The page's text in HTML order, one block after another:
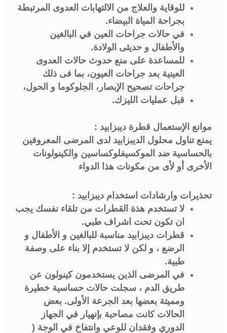
للوقاية والعلاج من الالتهابات العدوى المرتبطة
بجراحة المياة البيضاء.
في حالات جراحات العين في البالغين
والأطفال و حديثى الولادة.
للمساعدة على منع حدوث حالات العدوى
العينية بعد جراحات العيون، بما فى ذلك
جراحات تصحيح الإبصار، الجلوكوما و الحول،
قبل عمليات الليزك.
موانع الإستعمال قطرة ديبزابيد :
يمنع تناول محلول الديبزابيد لدى المرضى المعروفين
بالحساسية ضد الموكسيفلوكساسين والكينولونات
الأخرى أو لأی من مكونات هذا الدواء
تحذيرات وارشادات استخدام ديبزابيد :
لا تستخدم هذة القطرات من تلقاء نفسك يجب
ان تكون تحت اشراف طبي.
قطرات ديبزابيد مناسبة للبالغين و الأطفال و
الرضع ، و لكن لا تستخدم إلا بناء على وصفة
طبية.
في المرضى الذين يستخدمون كينولون عن
طريق الدم ، سجلت حالات حساسية خطيرة
ومميتة بعضها بعد الجرعة الأولى. بعض
الحالات كانت مصاحبة بإنهيار في الجهاز
الدوري وفقدان للوعي وانتفاخ في الوجة (